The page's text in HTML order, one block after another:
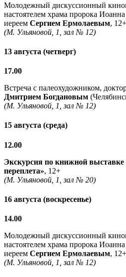
Молодежный дискуссионный
настоятелем храма пророка
иереем Сергием Ермолаевым, 12+
(М. Ульяновой, 1, зал № 12)
13 августа (четверг)
17.00
Встреча с палеохудожником,
Дмитрием Богдановым
(М. Ульяновой, 1, зал № 12)
15 августа (среда)
12.00
Экскурсия по книжной выставке
переплета», 12+
(М. Ульяновой, 1, зал № 20)
16 августа (воскресенье)
14.00
Молодежный дискуссионный
настоятелем храма пророка
иереем Сергием Ермолаевым, 12+
(М. Ульяновой, 1, зал № 12)